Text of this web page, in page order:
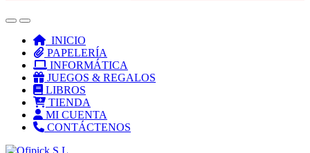
INICIO
PAPELERÍA
INFORMÁTICA
JUEGOS & REGALOS
LIBROS
TIENDA
MI CUENTA
CONTÁCTENOS